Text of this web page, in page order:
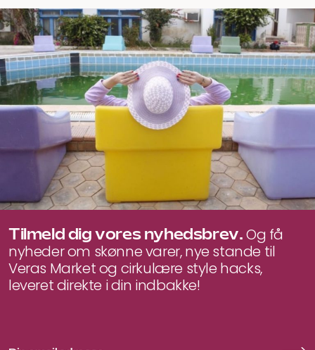
Tilmeld dig vores nyhedsbrev.Og få
nyheder om skønne varer, nye stande til
Veras Market og cirkulære style hacks,
leveret direkte i din indbakke!